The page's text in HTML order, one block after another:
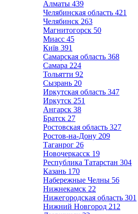
Алматы 439
Челябинская область 421
Челябинск 263
Магнитогорск 50
Миасс 45
Київ 391
Самарская область 368
Самара 224
Тольятти 92
Сызрань 20
Иркутская область 347
Иркутск 251
Ангарск 38
Братск 27
Ростовская область 327
Ростов-на-Дону 209
Таганрог 26
Новочеркасск 19
Республика Татарстан 304
Казань 170
Набережные Челны 56
Нижнекамск 22
Нижегородская область 301
Нижний Новгород 212